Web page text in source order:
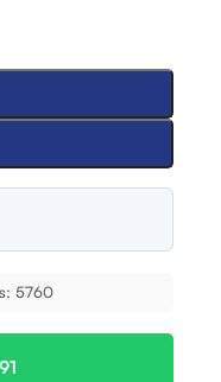
5760